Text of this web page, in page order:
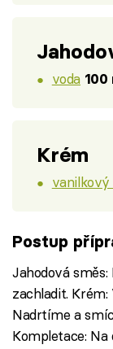
voda 100
Krém
Postup
Jahodová
zachladit. Krém:
Nadrtíme a
Kompletace: Na